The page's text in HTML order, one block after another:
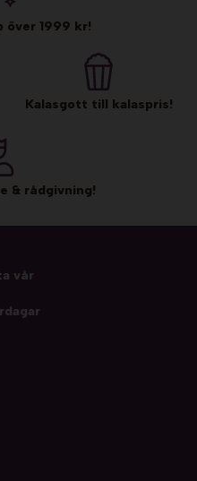
över 1999 kr!
Kalasgott till kalaspris!
& rådgivning!
vår